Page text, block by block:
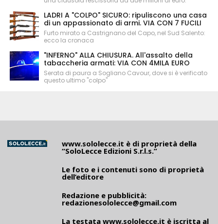
LADRI A "COLPO" SICURO: ripuliscono una casa
di un appassionato di armi. VIA CON 7 FUCILI
Furto mirato a Castrignano del Capo, nel Sud Salento:
ecco la cronaca
"INFERNO" ALLA CHIUSURA. All'assalto della
tabaccheria armati: VIA CON 4MILA EURO
Serata di paura a Sogliano Cavour, dove si è verificato
questo ultimo "colpo"
www.sololecce.it è di proprietà della
“SoloLecce Edizioni S.r.l.s.”
Le foto e i contenuti sono di proprietà
dell’editore
Redazione e pubblicità:
redazionesololecce@gmail.com
La testata www.sololecce.it è iscritta al